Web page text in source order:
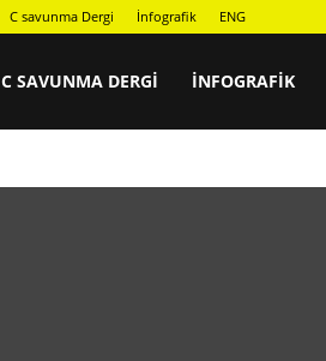
C savunma Dergi İnfografik ENG
C SAVUNMA DERGI İNFOGRAFIK